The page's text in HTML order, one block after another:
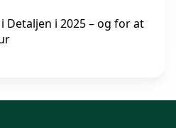
Detaljen i 2025 – og for at